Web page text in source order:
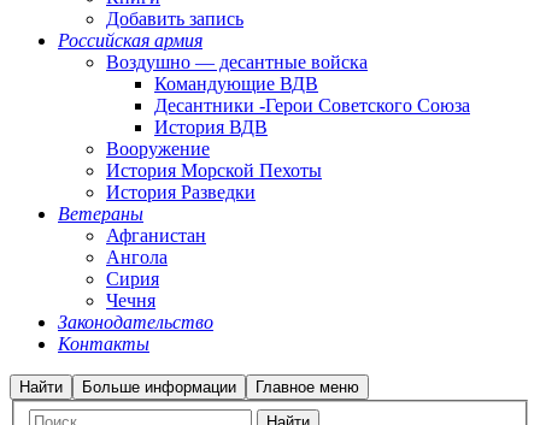
Добавить запись
Российская армия
Воздушно — десантные войска
Командующие ВДВ
Десантники -Герои Советского Союза
История ВДВ
Вооружение
История Морской Пехоты
История Разведки
Ветераны
Афганистан
Ангола
Сирия
Чечня
Законодательство
Контакты
Найти Больше информации Главное меню